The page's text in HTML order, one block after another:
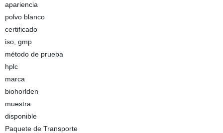
apariencia
polvo blanco
certificado
iso, gmp
método de prueba
hplc
marca
biohorlden
muestra
disponible
Paquete de Transporte